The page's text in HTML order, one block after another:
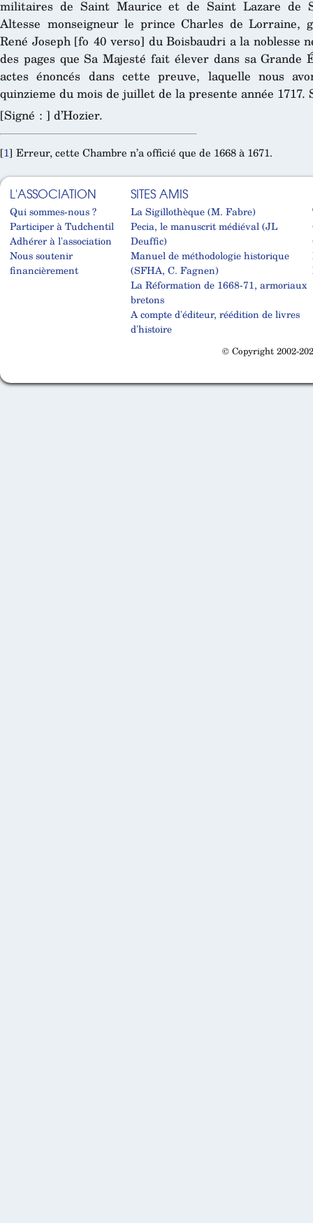
militaires de Saint Maurice et de Saint Lazare de
Altesse monseigneur le prince Charles de Lorraine,
René Joseph [fo 40 verso] du Boisbaudri a la noblesse
des pages que Sa Majesté fait élever dans sa
actes énoncés dans cette preuve, laquelle nous
quinzieme du mois de juillet de la presente année 1717.
[Signé : ] d’Hozier.
[1] Erreur, cette Chambre n’a officié que de 1668 à 1671.
L'ASSOCIATION
Qui sommes-nous ?
Participer à Tudchentil
Adhérer à l'association
Nous soutenir
financièrement
SITES AMIS
La Sigillothèque (M. Fabre)
Pecia, le manuscrit médiéval (JL
Deuffic)
Manuel de méthodologie historique
(SFHA, C. Fagnen)
La Réformation de 1668-71, armoriaux
bretons
A compte d'éditeur, réédition de livres
d'histoire
© Copyright 2002-